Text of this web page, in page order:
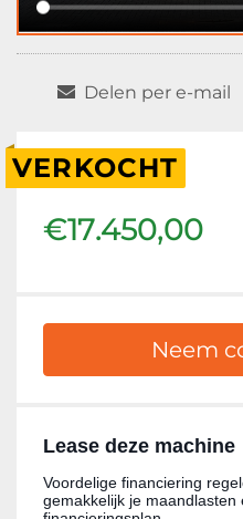
Delen per e-mail
VERKOCHT
€17.450,00
Neem